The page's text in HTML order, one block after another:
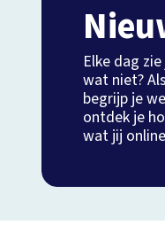
Elke dag
wat niet?
begrijp je
ontdek je
wat jij